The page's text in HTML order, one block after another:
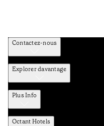
Contactez-nous
Explorer davantage
Plus Info
Octant Hotels